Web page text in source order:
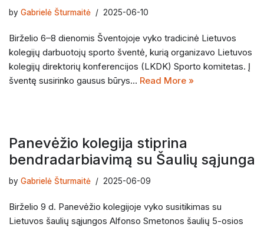
by Gabrielė Šturmaitė 2025-06-10
Birželio 6–8 dienomis Šventojoje vyko tradicinė Lietuvos
kolegijų darbuotojų sporto šventė, kurią organizavo Lietuvos
kolegijų direktorių konferencijos (LKDK) Sporto komitetas. Į
šventę susirinko gausus būrys… Read More »
Panevėžio kolegija stiprina
bendradarbiavimą su Šaulių sąjunga
by Gabrielė Šturmaitė 2025-06-09
Birželio 9 d. Panevėžio kolegijoje vyko susitikimas su
Lietuvos šaulių sąjungos Alfonso Smetonos šaulių 5-osios